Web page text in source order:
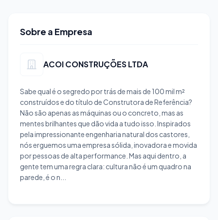
Sobre a Empresa
ACOI CONSTRUÇÕES LTDA
Sabe qual é o segredo por trás de mais de 100 mil m²
construídos e do título de Construtora de Referência?
Não são apenas as máquinas ou o concreto, mas as
mentes brilhantes que dão vida a tudo isso. Inspirados
pela impressionante engenharia natural dos castores,
nós erguemos uma empresa sólida, inovadora e movida
por pessoas de alta performance. Mas aqui dentro, a
gente tem uma regra clara: cultura não é um quadro na
parede, é o n...